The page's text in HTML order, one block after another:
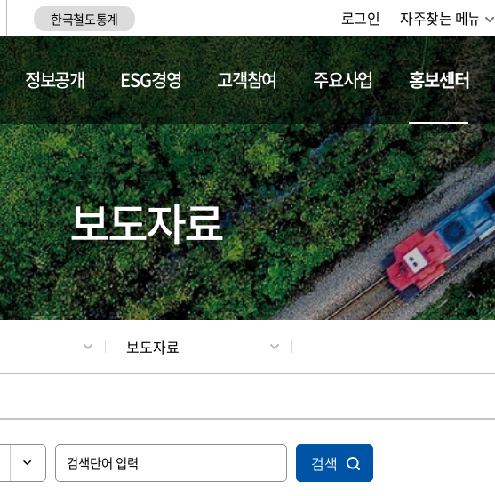
한국철도통계 로그인 자주찾는 메뉴
정보공개 ESG경영 고객참여 주요사업 홍보센터
갤러리 기차소개 철도체험
보도자료
보도자료
검색